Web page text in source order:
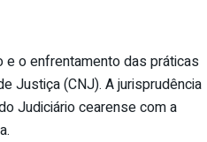
e o enfrentamento das práticas
Justiça (CNJ). A jurisprudência
Judiciário cearense com a